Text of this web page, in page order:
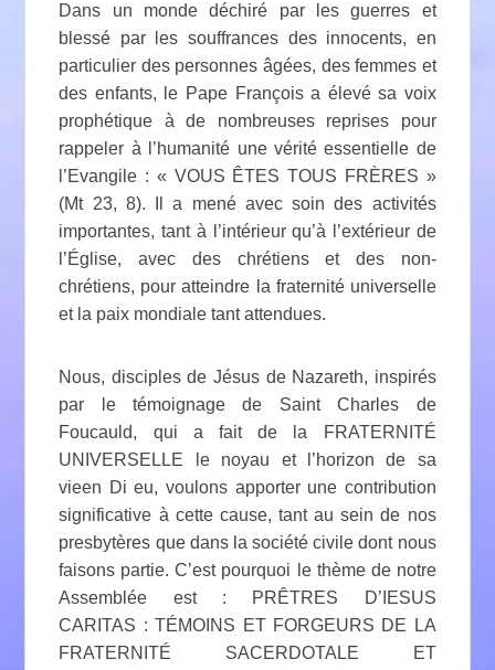
Dans un monde déchiré par les guerres et
blessé par les souffrances des innocents, en
particulier des personnes âgées, des femmes et
des enfants, le Pape François a élevé sa voix
prophétique à de nombreuses reprises pour
rappeler à l’humanité une vérité essentielle de
l’Evangile : « VOUS ÊTES TOUS FRÈRES »
(Mt 23, 8). Il a mené avec soin des activités
importantes, tant à l’intérieur qu’à l’extérieur de
l’Église, avec des chrétiens et des non-
chrétiens, pour atteindre la fraternité universelle
et la paix mondiale tant attendues.
Nous, disciples de Jésus de Nazareth, inspirés
par le témoignage de Saint Charles de
Foucauld, qui a fait de la FRATERNITÉ
UNIVERSELLE le noyau et l’horizon de sa
vieen Di eu, voulons apporter une contribution
significative à cette cause, tant au sein de nos
presbytères que dans la société civile dont nous
faisons partie. C’est pourquoi le thème de notre
Assemblée est : PRÊTRES D’IESUS
CARITAS : TÉMOINS ET FORGEURS DE LA
FRATERNITÉ SACERDOTALE ET